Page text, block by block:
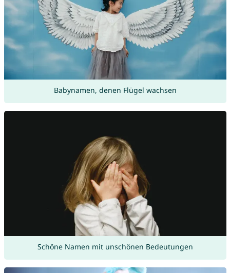
Babynamen, denen Flügel wachsen
Schöne Namen mit unschönen Bedeutungen